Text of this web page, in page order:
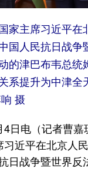
主席习近平在
国人民抗日战争
的津巴布韦总统
系提升为中津全
摄
电（记者曹嘉
近平在北京人
日战争暨世界反